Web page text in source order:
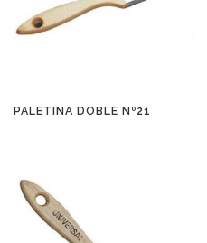
PALETINA DOBLE Nº21